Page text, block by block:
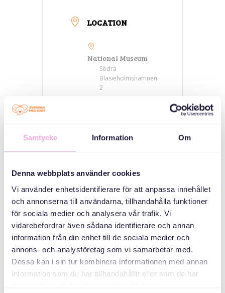
Samtycke Information Om
Denna webbplats använder cookies
Vi använder enhetsidentifierare för att anpassa innehållet
och annonserna till användarna, tillhandahålla funktioner
för sociala medier och analysera vår trafik. Vi
vidarebefordrar även sådana identifierare och annan
information från din enhet till de sociala medier och
annons- och analysföretag som vi samarbetar med.
Dessa kan i sin tur kombinera informationen med annan
information som du har tillhandahållit eller som de har
LOCATION
National Museum
Södra
Blasieholmshamnen
2
Three generations
ORGANIZER